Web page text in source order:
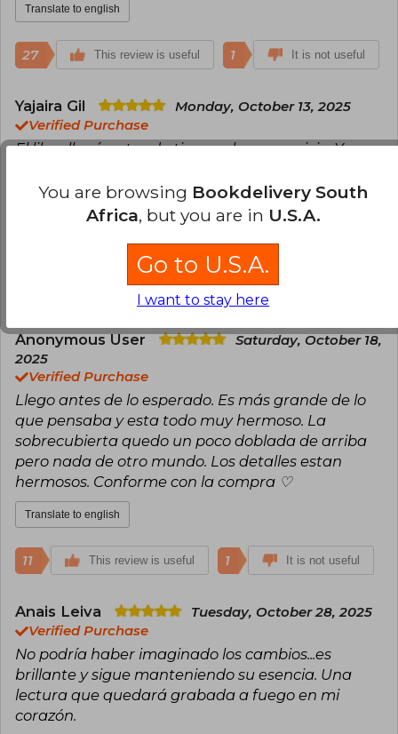
Translate to english
27 This review is useful 1 It is not useful
Yajaira Gil
Monday, October 13, 2025
Verified Purchase
El libro llegó antes de tiempo, buen servicio. Y es
sobrecubierta es preciosa y la tapa dura con el
diseño dorado muy bonito detalle. Muy satisfecha
This review is useful 1
Anonymous User
Saturday, October 18,
2025
Verified Purchase
Llego antes de lo esperado. Es más grande de lo
que pensaba y esta todo muy hermoso. La
sobrecubierta quedo un poco doblada de arriba
pero nada de otro mundo. Los detalles estan
hermosos. Conforme con la compra ♡
Translate to english
11 This review is useful 1 It is not useful
Anais Leiva
Tuesday, October 28, 2025
Verified Purchase
No podría haber imaginado los cambios...es
brillante y sigue manteniendo su esencia. Una
lectura que quedará grabada a fuego en mi
corazón.
You are browsing Bookdelivery South
Africa, but you are in U.S.A.
Go to U.S.A.
I want to stay here